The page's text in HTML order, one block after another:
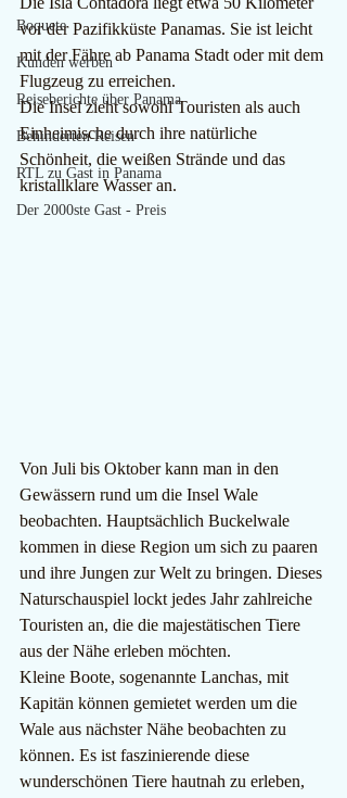
Boquete
Kunden werben
Reiseberichte über Panama
Behinderten Reisen
RTL zu Gast in Panama
Der 2000ste Gast - Preis
vor der Pazifikküste Panamas. Sie ist leicht
mit der Fähre ab Panama Stadt oder mit dem
Flugzeug zu erreichen.
Die Insel zieht sowohl Touristen als auch
Einheimische durch ihre natürliche
Schönheit, die weißen Strände und das
kristallklare Wasser an.
Von Juli bis Oktober kann man in den
Gewässern rund um die Insel Wale
beobachten. Hauptsächlich Buckelwale
kommen in diese Region um sich zu paaren
und ihre Jungen zur Welt zu bringen. Dieses
Naturschauspiel lockt jedes Jahr zahlreiche
Touristen an, die die majestätischen Tiere
aus der Nähe erleben möchten.
Kleine Boote, sogenannte Lanchas, mit
Kapitän können gemietet werden um die
Wale aus nächster Nähe beobachten zu
können. Es ist faszinierende diese
wunderschönen Tiere hautnah zu erleben,